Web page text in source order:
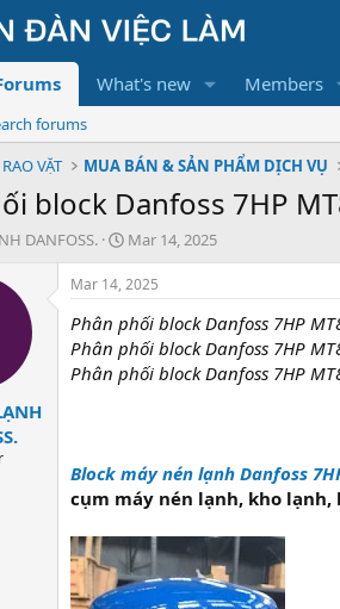
What's new Members
forums
VẶT MUA BÁN & SẢN PHẨM DỊCH VỤ
block Danfoss 7HP
DANFOSS.
S
t
a
r
t
d
a
Mar 14, 2025
Mar 14, 2025
Phân phối block Danfoss 7HP
Phân phối block Danfoss 7HP
Phân phối block Danfoss 7HP
Block máy nén lạnh Danfoss
cụm máy nén lạnh, kho lạnh,